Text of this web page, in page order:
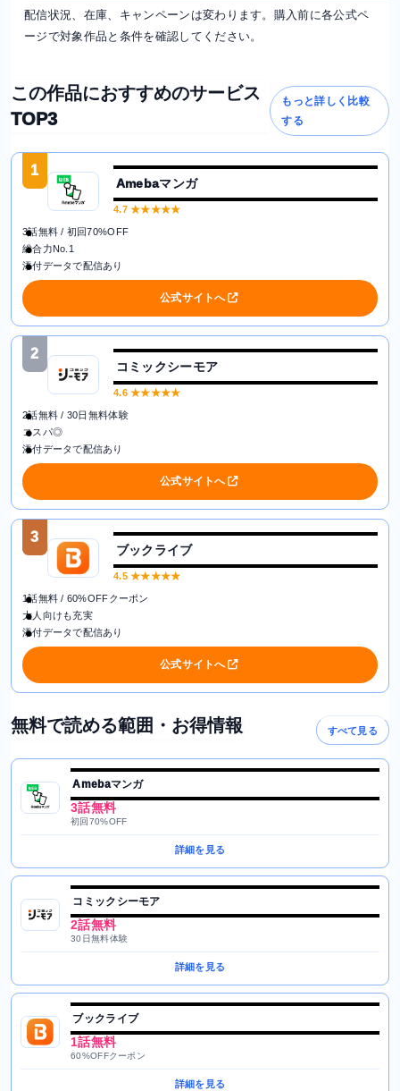
配信状況、在庫、キャンペーンは変わります。購入前に各公式ペ
ージで対象作品と条件を確認してください。
この作品におすすめのサービス
TOP3
もっと詳しく比較
する
1
Amebaマンガ
4.7★★★★★
3話無料 / 初回70%OFF
総合力No.1
添付データで配信あり
公式サイトへ
2
コミックシーモア
4.6★★★★★
2話無料 / 30日無料体験
コスパ◎
添付データで配信あり
公式サイトへ
3
ブックライブ
4.5★★★★★
1話無料 / 60%OFFクーポン
大人向けも充実
添付データで配信あり
公式サイトへ
無料で読める範囲・お得情報 すべて見る
Amebaマンガ
3話無料
初回70%OFF
詳細を見る
コミックシーモア
2話無料
30日無料体験
詳細を見る
ブックライブ
1話無料
60%OFFクーポン
詳細を見る